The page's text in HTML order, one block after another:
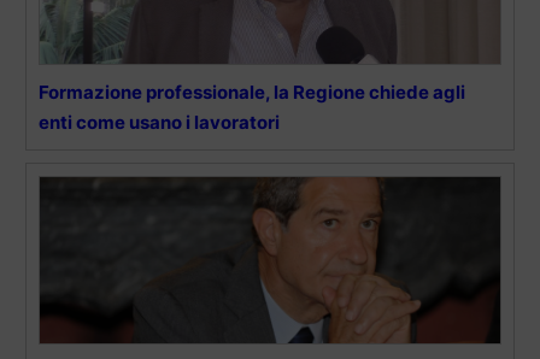
Formazione professionale, la Regione chiede agli
enti come usano i lavoratori